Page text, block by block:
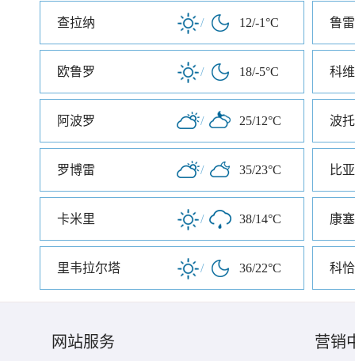
查拉纳 / 12/-1°C 鲁
欧鲁罗 / 18/-5°C 科
阿波罗 / 25/12°C 波
罗博雷 / 35/23°C 比
卡米里 / 38/14°C 康
里韦拉尔塔 / 36/22°C 科
网站服务 营销